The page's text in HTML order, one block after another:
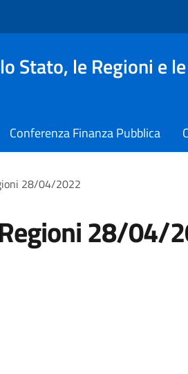
Stato, le Regioni e
Conferenza Finanza Pubblica
28/04/2022
Regioni 28/04/